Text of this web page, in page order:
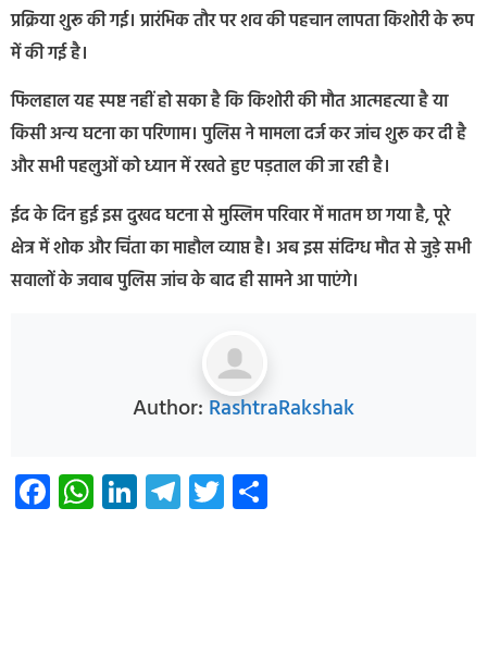
प्रक्रिया शुरू की गई। प्रारंभिक तौर पर शव की पहचान लापता किशोरी के रूप
में की गई है।
फिलहाल यह स्पष्ट नहीं हो सका है कि किशोरी की मौत आत्महत्या है या
किसी अन्य घटना का परिणाम। पुलिस ने मामला दर्ज कर जांच शुरू कर दी है
और सभी पहलुओं को ध्यान में रखते हुए पड़ताल की जा रही है।
ईद के दिन हुई इस दुखद घटना से मुस्लिम परिवार में मातम छा गया है, पूरे
क्षेत्र में शोक और चिंता का माहौल व्याप्त है। अब इस संदिग्ध मौत से जुड़े सभी
सवालों के जवाब पुलिस जांच के बाद ही सामने आ पाएंगे।
Author: RashtraRakshak
Facebook
WhatsApp
LinkedIn
Telegram
Twitter